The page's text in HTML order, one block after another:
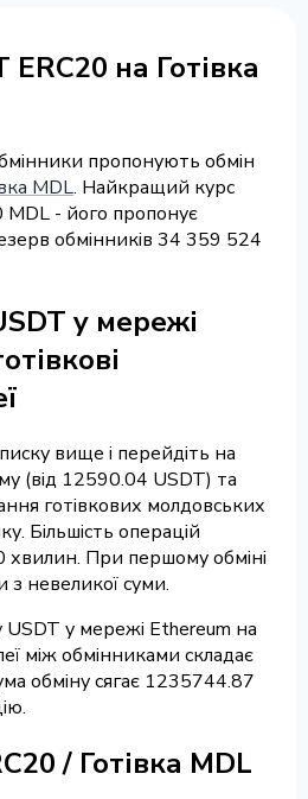
на Готівка
пропонують обмін
MDL. Найкращий курс
- його пропонує
обмінників 34 359 524
у мережі
вище і перейдіть на
(від 12590.04 USDT) та
готівкових молдовських
Більшість операцій
хвилин. При першому обміні
невеликої суми.
USDT у мережі Ethereum на
між обмінниками складає
обміну сягає 1235744.87
/ Готівка MDL